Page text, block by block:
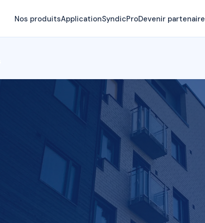
Nos produitsApplicationSyndicProDevenir partenaire